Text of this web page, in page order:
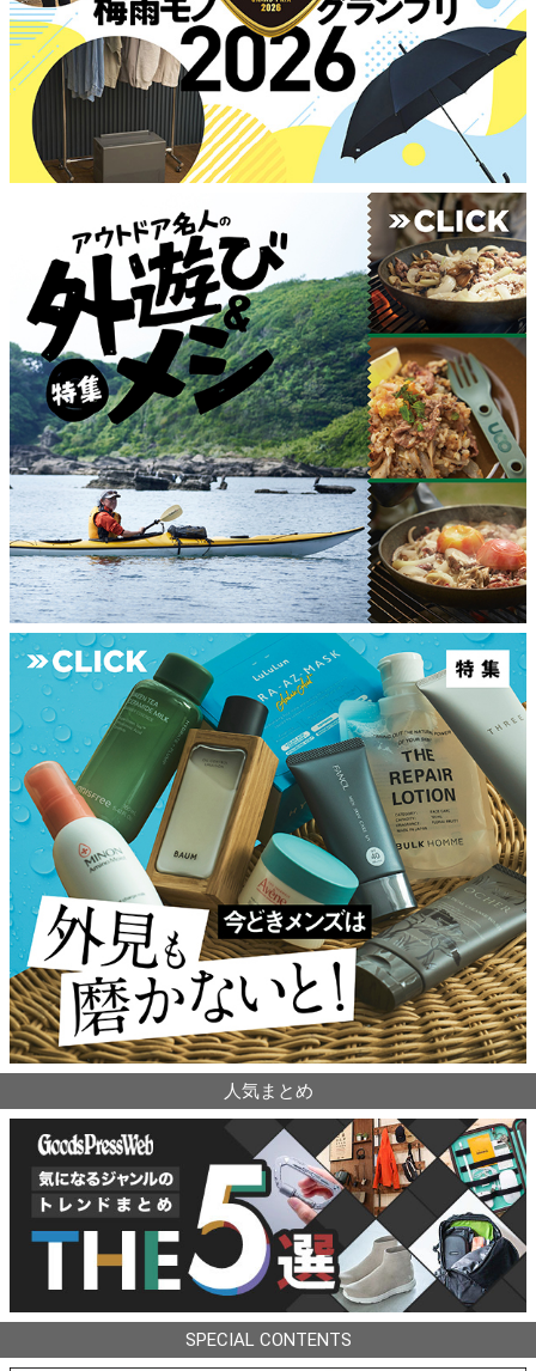
人気まとめ
SPECIAL CONTENTS